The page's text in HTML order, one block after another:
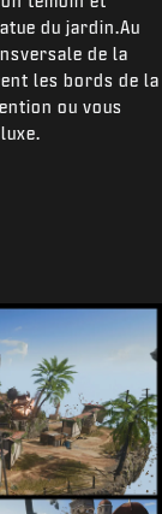
du jardin.Au
de la
les bords de la
ou vous